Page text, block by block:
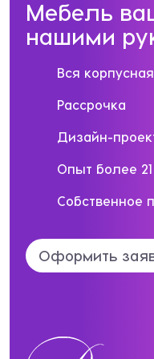
Мебель
нашими
Вся
Рассрочка
Дизайн-
Опыт более
Собственное
Оформить